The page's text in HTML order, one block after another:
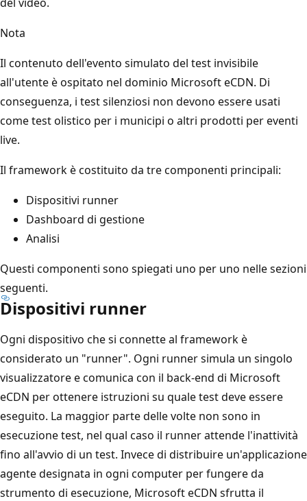
Nota
Il contenuto dell'evento simulato del test invisibile
all'utente è ospitato nel dominio Microsoft eCDN. Di
conseguenza, i test silenziosi non devono essere usati
come test olistico per i municipi o altri prodotti per eventi
live.
Il framework è costituito da tre componenti principali:
Dispositivi runner
Dashboard di gestione
Analisi
Questi componenti sono spiegati uno per uno nelle sezioni
seguenti.
Dispositivi runner
Ogni dispositivo che si connette al framework è
considerato un "runner". Ogni runner simula un singolo
visualizzatore e comunica con il back-end di Microsoft
eCDN per ottenere istruzioni su quale test deve essere
eseguito. La maggior parte delle volte non sono in
esecuzione test, nel qual caso il runner attende l'inattività
fino all'avvio di un test. Invece di distribuire un'applicazione
agente designata in ogni computer per fungere da
strumento di esecuzione, Microsoft eCDN sfrutta il